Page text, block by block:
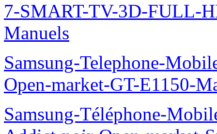
7-SMART-TV-3D-FULL-
Manuels
Samsung-Telephone-
Open-market-GT-E1150-
Samsung-Téléphone-